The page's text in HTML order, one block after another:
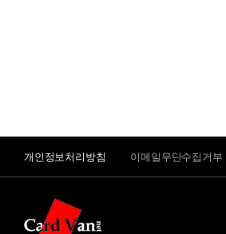
개인정보처리방침 이메일무단수집거부